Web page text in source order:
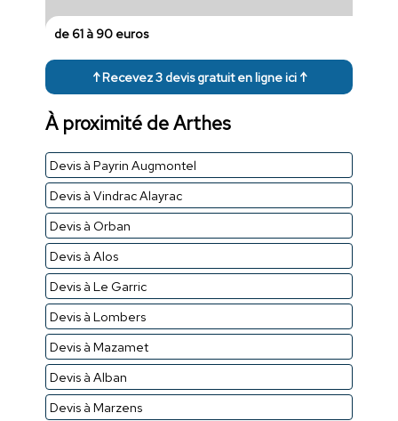
de 61 à 90 euros
↑ Recevez 3 devis gratuit en ligne ici ↑
À proximité de Arthes
Devis à Payrin Augmontel
Devis à Vindrac Alayrac
Devis à Orban
Devis à Alos
Devis à Le Garric
Devis à Lombers
Devis à Mazamet
Devis à Alban
Devis à Marzens